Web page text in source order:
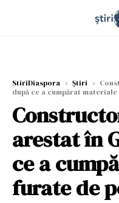
StiriDiaspora › Știri ›
după ce a cumpărat
arestat în
ce a
furate de